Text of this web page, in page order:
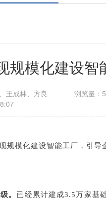
规模化建设智
王成林、方良 浏览量：
模化建设智能工厂，引导
。 已经累计建成3.5万家基